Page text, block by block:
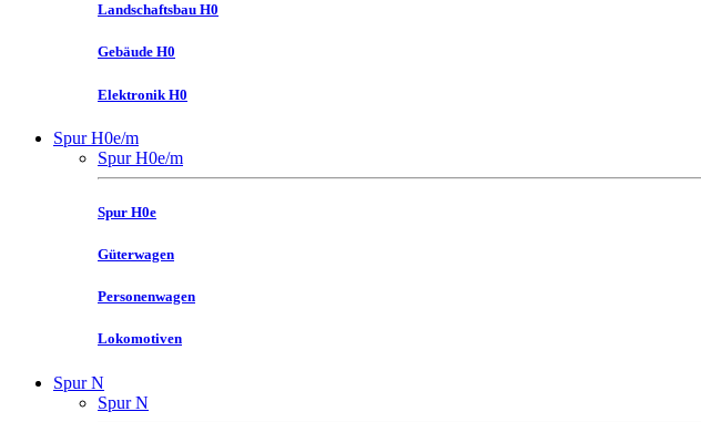
Landschaftsbau H0
Gebäude H0
Elektronik H0
Spur H0e/m
Spur H0e/m
Spur H0e
Güterwagen
Personenwagen
Lokomotiven
Spur N
Spur N